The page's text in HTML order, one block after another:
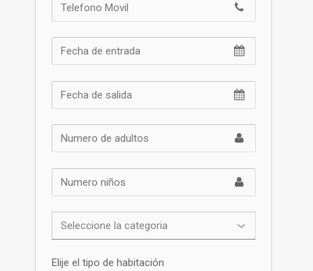
Elije el tipo de habitación